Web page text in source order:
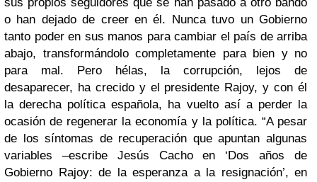
o han dejado de creer en él. Nunca tuvo un Gobierno
tanto poder en sus manos para cambiar el país de arriba
abajo, transformándolo completamente para bien y no
para mal. Pero hélas, la corrupción, lejos de
desaparecer, ha crecido y el presidente Rajoy, y con él
la derecha política española, ha vuelto así a perder la
ocasión de regenerar la economía y la política. “A pesar
de los síntomas de recuperación que apuntan algunas
variables –escribe Jesús Cacho en ‘Dos años de
Gobierno Rajoy: de la esperanza a la resignación’, en